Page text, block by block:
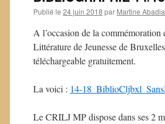
Publié le 24 juin 2018 par Martine Abadia
A l’occasion de la
Littérature de Jeunesse de
téléchargeable gratuitement.
La voici : 14-
Le CRILJ MP dispose dans ses 2